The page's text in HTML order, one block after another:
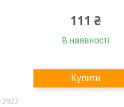
111 ₴
В наявності
Купити
2927